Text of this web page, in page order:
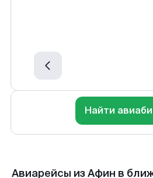
Найти
Авиарейсы из Афин в